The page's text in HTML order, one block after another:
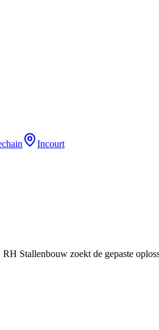
Incourt
Stallenbouw zoekt de gepaste